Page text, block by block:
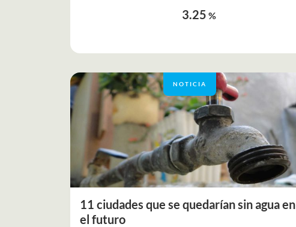
3.25 %
NOTICIA
11 ciudades que se quedarían sin agua en
el futuro